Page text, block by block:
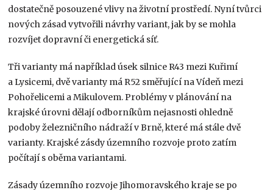
dostatečně posouzené vlivy na životní prostředí. Nyní tvůrci
nových zásad vytvořili návrhy variant, jak by se mohla
rozvíjet dopravní či energetická síť.
Tři varianty má například úsek silnice R43 mezi Kuřimí
a Lysicemi, dvě varianty má R52 směřující na Vídeň mezi
Pohořelicemi a Mikulovem. Problémy v plánování na
krajské úrovni dělají odborníkům nejasnosti ohledně
podoby železničního nádraží v Brně, které má stále dvě
varianty. Krajské zásdy územního rozvoje proto zatím
počítají s oběma variantami.
Zásady územního rozvoje Jihomoravského kraje se po